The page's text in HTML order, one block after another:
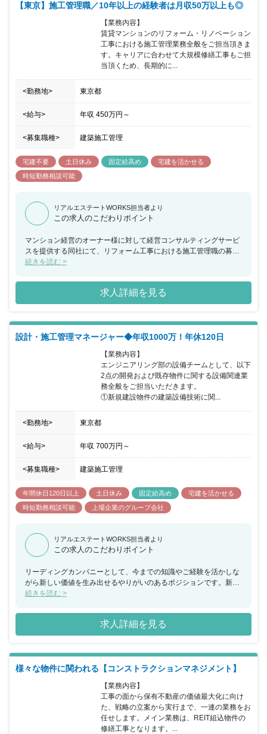
の中央フォロー 〇工事原価の中央管理 〇安全関係書類の中央管理
【東京】施工管理職／10年以上の経験者は月収50万以上も◎
【業務内容】
賃貸マンションのリフォーム・リノベーション
工事における施工管理業務全般をご担当頂きま
す。キャリアに合わせて大規模修繕工事もご担
当頂くため、長期的に...
<勤務地> 東京都
<給与> 年収 450万円 ～
<募集職種> 建築施工管理
宅建不要 土日休み 固定給高め
宅建を活かせる
時短勤務相談可能
リアルエステートWORKS担当者より
この求人のこだわりポイント
マンション経営のオーナー様に対して経営コンサルティングサービ
スを提供する同社にて、リフォーム工事における施工管理職の募集
です。長期的にあらゆる物件に対応できるよう、様々なご経験を積
続きを読む >
求人詳細を見る
設計・施工管理マネージャー◆年収1000万！年休120日
【業務内容】
エンジニアリング部の設備チームとして、以下
2点の開発および既存物件に関する設備関連業
務全般をご担当いただきます。
①新規建設物件の建築設備技術に関...
<勤務地> 東京都
<給与> 年収 700万円 ～
<募集職種> 建築施工管理
年間休日120日以上 土日休み 固定給高め
宅建を活かせる
時短勤務相談可能
上場企業のグループ会社
リアルエステートWORKS担当者より
この求人のこだわりポイント
リーディングカンパニーとして、今までの知識やご経験を活かしな
がら新しい価値を生み出せるやりがいのあるポジションです。新し
い発想ややりたいと思う事がある方は歓迎される環境ですので、裁
続きを読む >
求人詳細を見る
様々な物件に関われる【コンストラクションマネジメント】
【業務内容】
工事の面から保有不動産の価値最大化に向け
た、戦略の立案から実行まで、一連の業務をお
任せします。メイン業務は、REIT組込物件の
修繕工事となります。...